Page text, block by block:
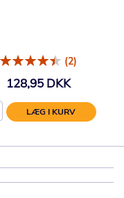
(2)
128,95 DKK
LÆG I KURV